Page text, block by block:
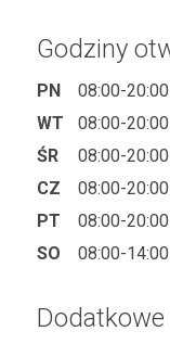
Godziny
PN
08:00-20:00
WT
08:00-20:00
ŚR
08:00-20:00
CZ
08:00-20:00
PT
08:00-20:00
SO
08:00-14:00